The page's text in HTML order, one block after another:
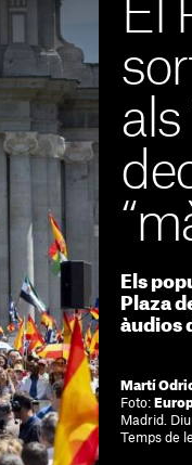
El
als
Els
Plaza
àudios
Martí
Foto:
Madrid.
Temps de